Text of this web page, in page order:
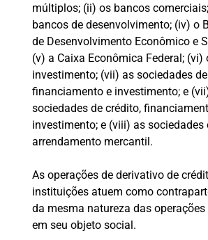
múltiplos; (ii) os bancos
bancos de desenvolvimento; (iv) o
de Desenvolvimento Econômico e
(v) a Caixa Econômica Federal; (vi)
investimento; (vii) as sociedades
financiamento e investimento; e
sociedades de crédito,
investimento; e (viii) as sociedades
arrendamento mercantil.
As operações de derivativo de
instituições atuem como
da mesma natureza das
em seu objeto social.